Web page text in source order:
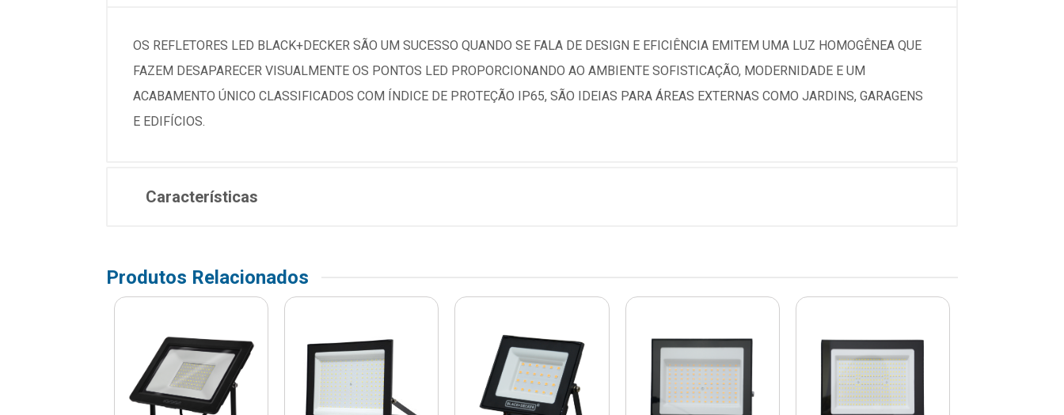
OS REFLETORES LED BLACK+DECKER SÃO UM SUCESSO QUANDO SE FALA DE DESIGN E EFICIÊNCIA EMITEM UMA LUZ HOMOGÊNEA QUE
FAZEM DESAPARECER VISUALMENTE OS PONTOS LED PROPORCIONANDO AO AMBIENTE SOFISTICAÇÃO, MODERNIDADE E UM
ACABAMENTO ÚNICO CLASSIFICADOS COM ÍNDICE DE PROTEÇÃO IP65, SÃO IDEIAS PARA ÁREAS EXTERNAS COMO JARDINS, GARAGENS
E EDIFÍCIOS.
Características
Produtos Relacionados